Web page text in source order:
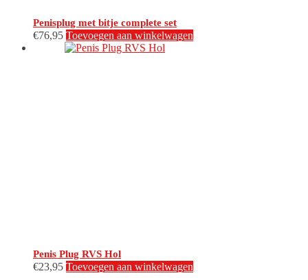
Penisplug met bitje complete set
€76,95 Toevoegen aan winkelwagen
Penis Plug RVS Hol
€23,95 Toevoegen aan winkelwagen